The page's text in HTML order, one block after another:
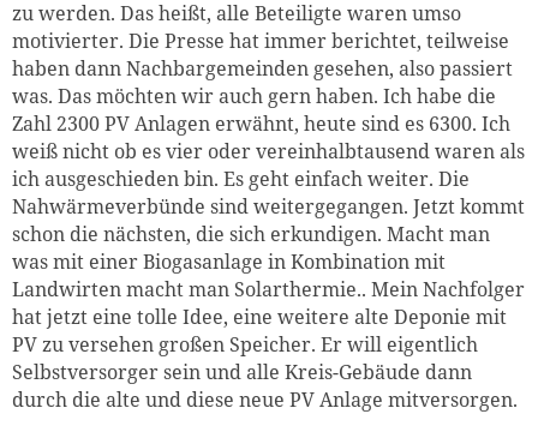
zu werden. Das heißt, alle Beteiligte waren umso
motivierter. Die Presse hat immer berichtet, teilweise
haben dann Nachbargemeinden gesehen, also passiert
was. Das möchten wir auch gern haben. Ich habe die
Zahl 2300 PV Anlagen erwähnt, heute sind es 6300. Ich
weiß nicht ob es vier oder vereinhalbtausend waren als
ich ausgeschieden bin. Es geht einfach weiter. Die
Nahwärmeverbünde sind weitergegangen. Jetzt kommt
schon die nächsten, die sich erkundigen. Macht man
was mit einer Biogasanlage in Kombination mit
Landwirten macht man Solarthermie.. Mein Nachfolger
hat jetzt eine tolle Idee, eine weitere alte Deponie mit
PV zu versehen großen Speicher. Er will eigentlich
Selbstversorger sein und alle Kreis-Gebäude dann
durch die alte und diese neue PV Anlage mitversorgen.